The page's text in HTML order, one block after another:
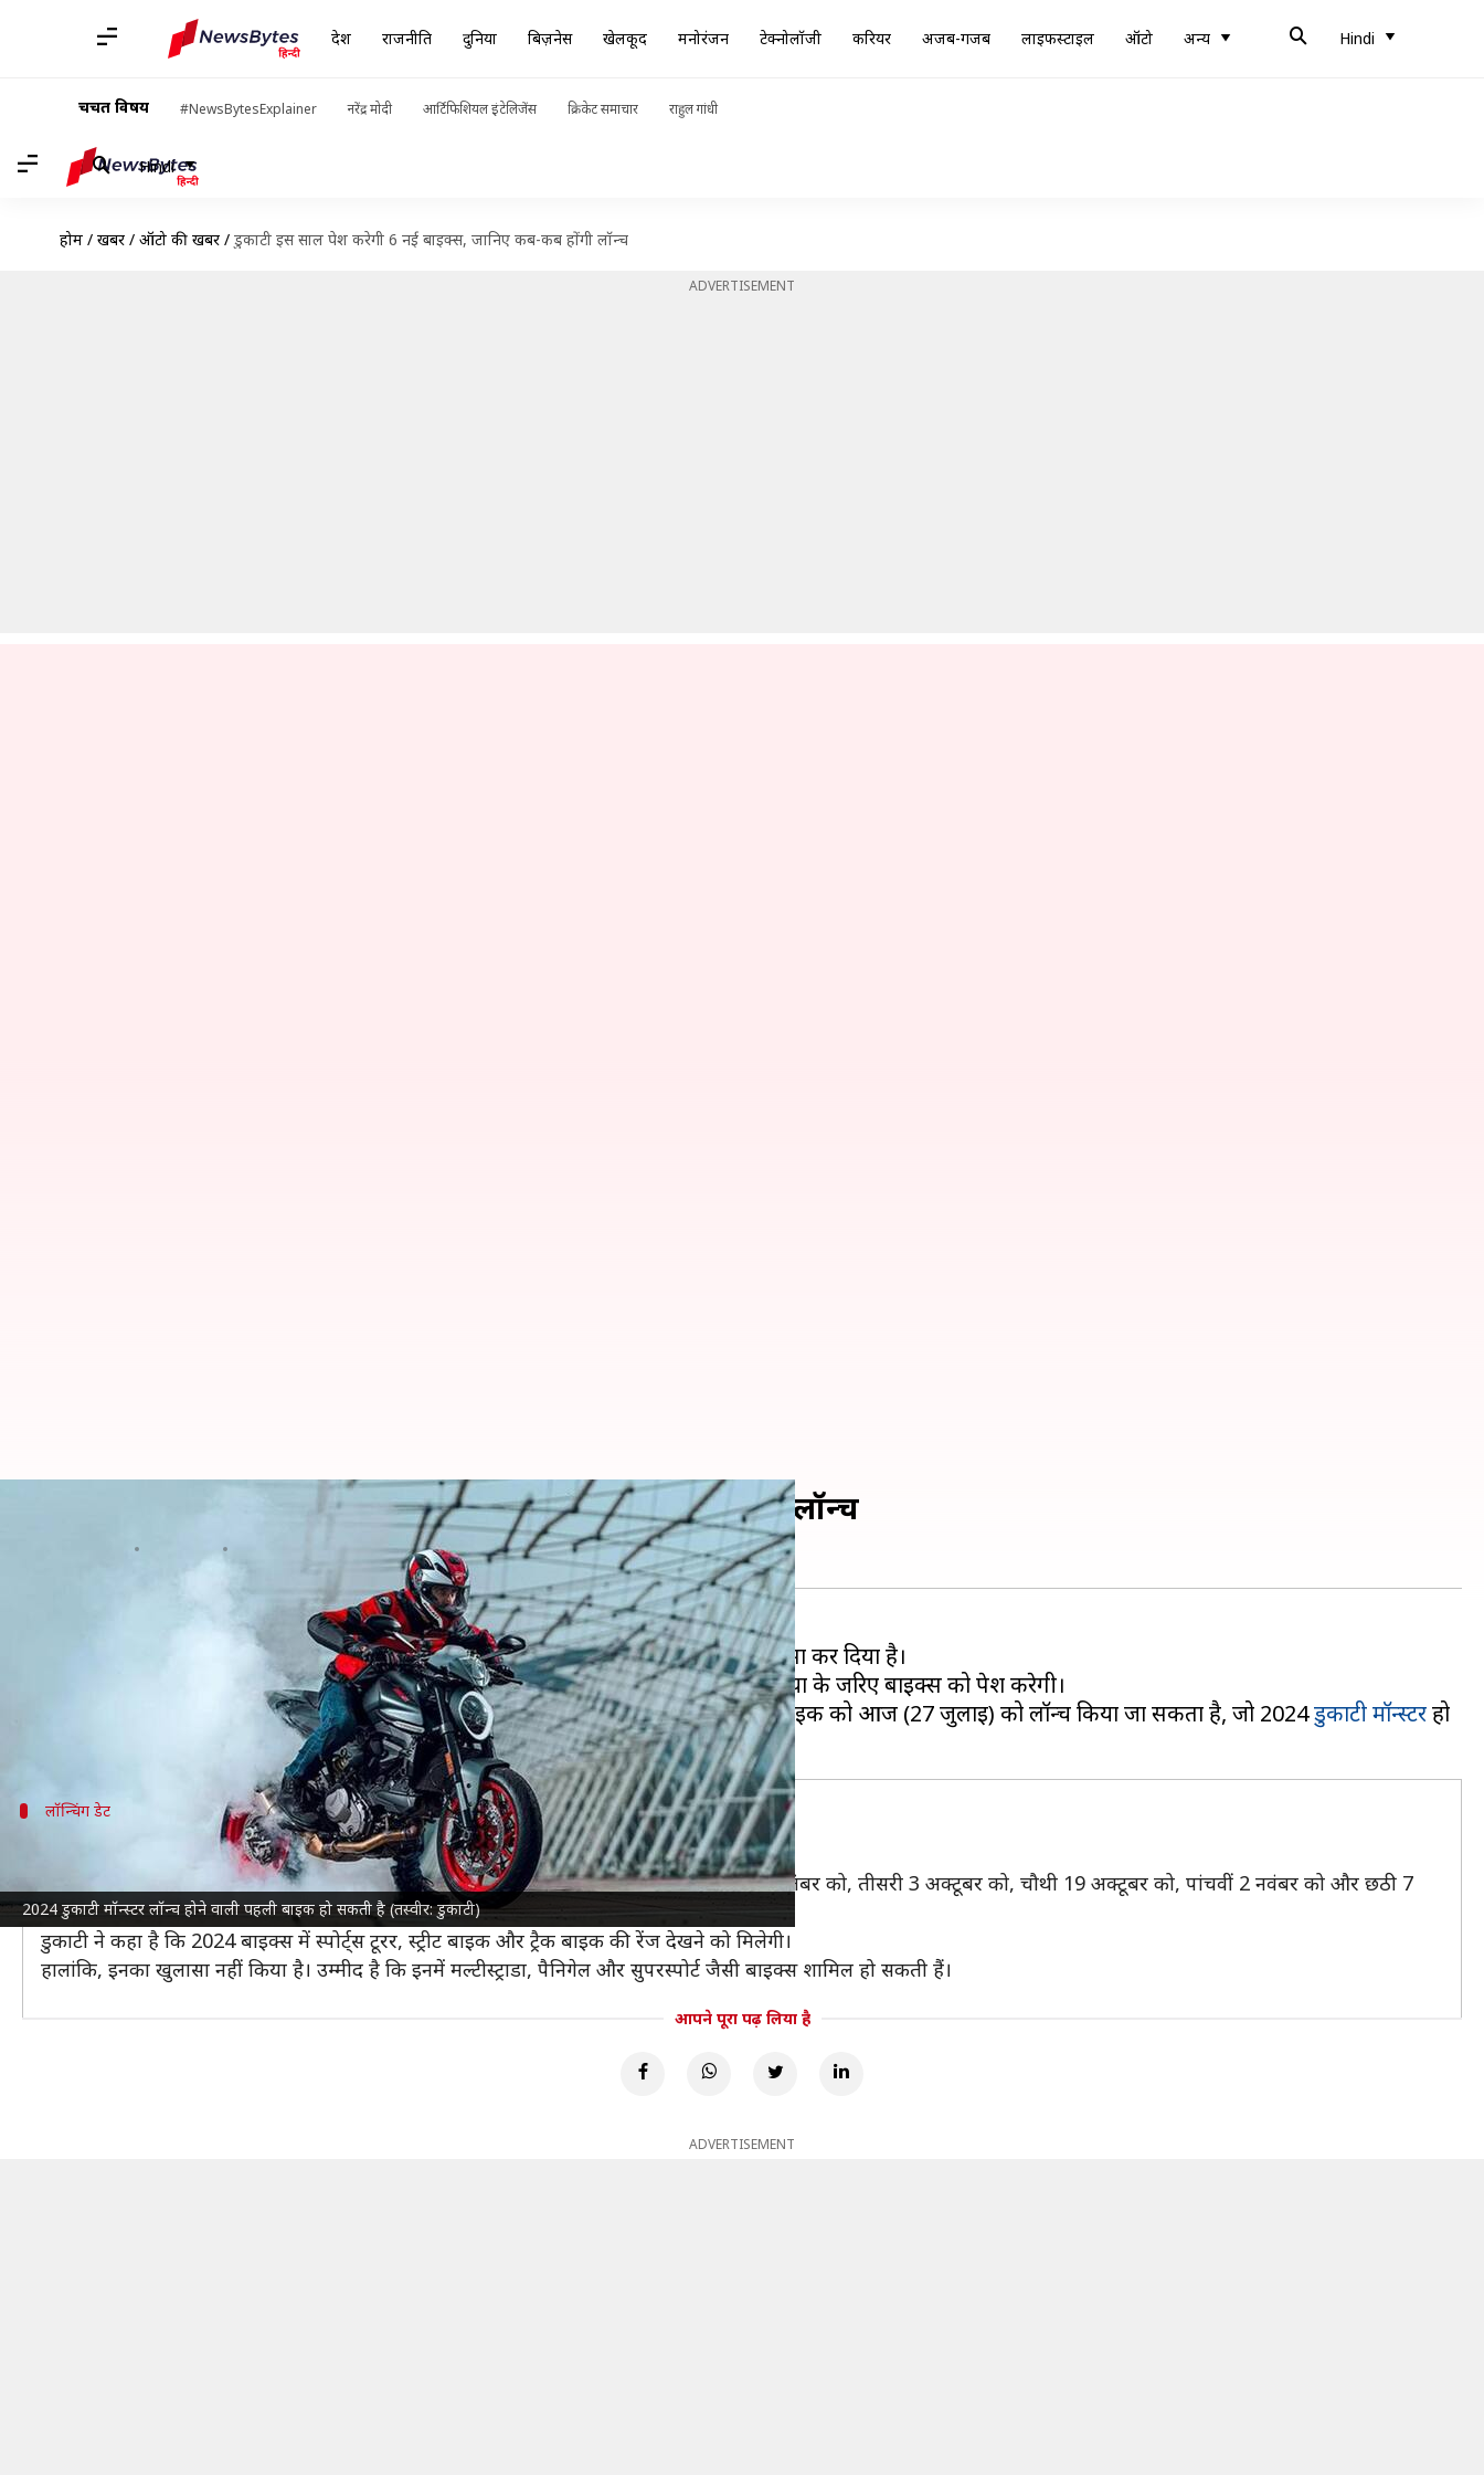
देश राजनीति दुनिया बिज़नेस खेलकूद मनोरंजन टेक्नोलॉजी करियर अजब-गजब लाइफस्टाइल ऑटो अन्य Hindi
चर्चित विषय #NewsBytesExplainer नरेंद्र मोदी आर्टिफिशियल इंटेलिजेंस क्रिकेट समाचार राहुल गांधी
Hindi
होम / खबरें / ऑटो की खबरें / डुकाटी इस साल पेश करेगी 6 नई बाइक्स, जानिए कब-कब होंगी लॉन्च
ADVERTISEMENT
2024 डुकाटी मॉन्स्टर लॉन्च होने वाली पहली बाइक हो सकती है (तस्वीर: डुकाटी)
डुकाटी इस साल पेश करेगी 6 नई बाइक्स, जानिए कब-कब होंगी लॉन्च
डुकाटीने अपनी बाइक्स के 2024 मॉडल लॉन्च करने की योजना का खुलासा कर दिया है।
कंपनी हर साल की तरह इस साल भी अपने डिजिटल मीडिया माध्यम जैसे- यूट्यूब और सोशल मीडिया के जरिए बाइक्स को पेश करेगी।
दोपहिया वाहन कंपनी अगले कुछ सप्ताहों के दौरान 6 बाइक्स को लाने जा रही है। इनमें से पहली बाइक को आज (27 जुलाई) को लॉन्च किया जा सकता है, जो 2024डुकाटी मॉन्स्टरहो
लॉन्चिंग डेट
7 नवंबर तक पेश होंगी सभी 6 बाइक्स
प्रीमियम बाइक निर्माता की बाकी 5 बाइक्स से 19 सितंबर के बाद पर्दा उठेगा। इनमें से दूसरी बाइक 19 सितंबर को, तीसरी 3 अक्टूबर को, चौथी 19 अक्टूबर को, पांचवीं 2 नवंबर को और छठी 7
नवंबर को दस्तक देगी।
डुकाटी ने कहा है कि 2024 बाइक्स में स्पोर्ट्स टूरर, स्ट्रीट बाइक और ट्रैक बाइक की रेंज देखने को मिलेगी।
हालांकि, इनका खुलासा नहीं किया है। उम्मीद है कि इनमें मल्टीस्ट्राडा, पैनिगेल और सुपरस्पोर्ट जैसी बाइक्स शामिल हो सकती हैं।
आपने पूरा पढ़ लिया है
ADVERTISEMENT